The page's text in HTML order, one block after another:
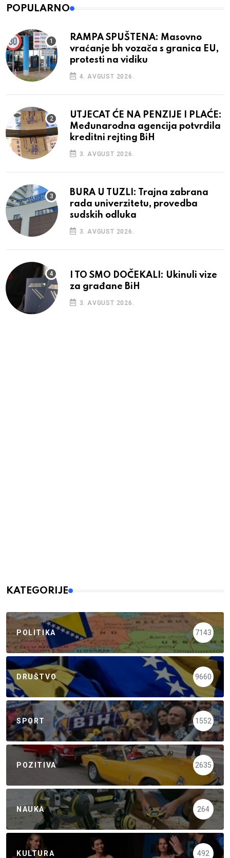
POPULARNO
RAMPA SPUŠTENA: Masovno
vraćanje bh vozača s granica EU,
protesti na vidiku
4. AVGUST 2026.
UTJECAT ĆE NA PENZIJE I PLAĆE:
Međunarodna agencija potvrdila
kreditni rejting BiH
3. AVGUST 2026.
BURA U TUZLI: Trajna zabrana
rada univerzitetu, provedba
sudskih odluka
3. AVGUST 2026.
I TO SMO DOČEKALI: Ukinuli vize
za građane BiH
3. AVGUST 2026.
KATEGORIJE
POLITIKA 7143
DRUŠTVO 9660
SPORT 1552
POZITIVA 2635
NAUKA 264
KULTURA 492